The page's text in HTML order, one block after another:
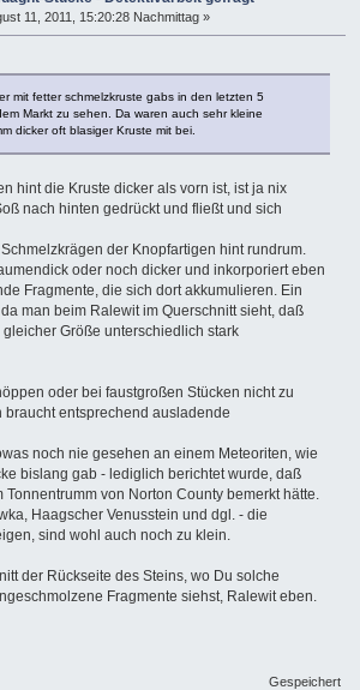
11, 2011, 15:20:28 Nachmittag »
mit fetter schmelzkruste gabs in den letzten 5
Markt zu sehen. Da waren auch sehr kleine
dicker oft blasiger Kruste mit bei.
hint die Kruste dicker als vorn ist, ist ja nix
nach hinten gedrückt und fließt und sich
der Knopfartigen hint rundrum.
oder noch dicker und inkorporiert eben
Fragmente, die sich dort akkumulieren. Ein
man beim Ralewit im Querschnitt sieht, daß
Größe unterschiedlich stark
oder bei faustgroßen Stücken nicht zu
entsprechend ausladende
noch nie gesehen an einem Meteoriten, wie
bislang gab - lediglich berichtet wurde, daß
von Norton County bemerkt hätte.
Haagscher Venusstein und dgl. - die
sind wohl auch noch zu klein.
der Rückseite des Steins, wo Du solche
Fragmente siehst, Ralewit eben.
Gespeichert